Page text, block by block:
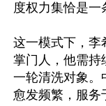
度权力集恰是一
这一模式下，李
掌门人，他需持
一轮清洗对象。
愈发频繁，服务